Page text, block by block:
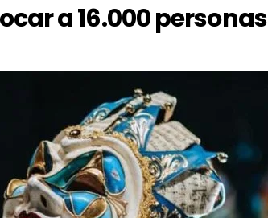
a 16.000 personas